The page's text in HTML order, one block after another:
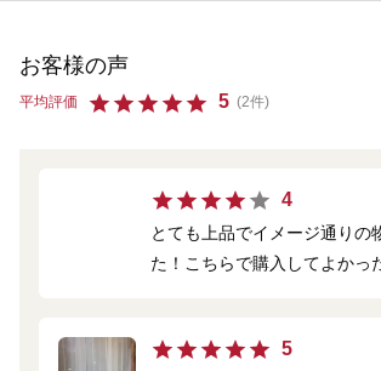
お客様の声
平均評価 5 (2件)
4
とても上品でイメージ通りの
た！こちらで購入してよかっ
5